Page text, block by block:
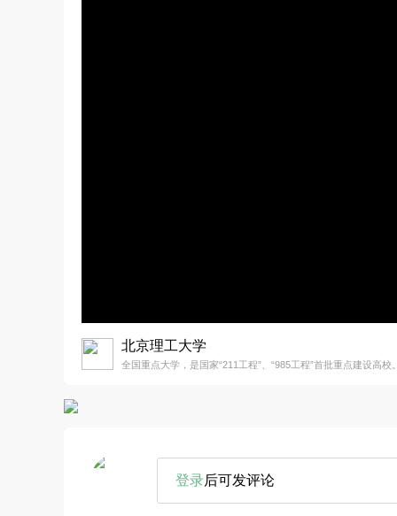
北京理工大学
全国重点大学，是国家“211工程”、“985工程”首批重点建设高校。
登录后可发评论